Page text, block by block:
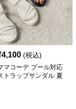
4,100 (税込)
マコーデ プール対応
トラップサンダル 夏